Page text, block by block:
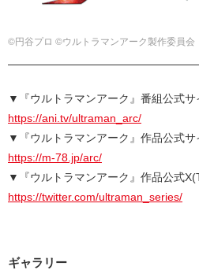
©円谷プロ ©ウルトラマンアーク製作委員会
▼『ウルトラマンアーク』番組公式サ
https://ani.tv/ultraman_arc/
▼『ウルトラマンアーク』作品公式サ
https://m-78.jp/arc/
▼『ウルトラマンアーク』作品公式
https://twitter.com/ultraman_series/
ギャラリー